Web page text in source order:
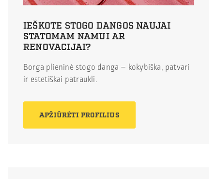
IEŠKOTE STOGO DANGOS NAUJAI
STATOMAM NAMUI AR
RENOVACIJAI?
Borga plieninė stogo danga – kokybiška, patvari
ir estetiškai patraukli.
APŽIŪRĖTI PROFILIUS